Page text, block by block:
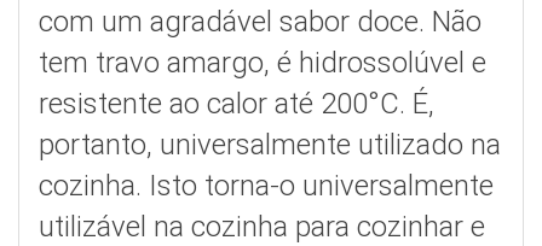
com um agradável sabor doce. Não
tem travo amargo, é hidrossolúvel e
resistente ao calor até 200°C. É,
portanto, universalmente utilizado na
cozinha. Isto torna-o universalmente
utilizável na cozinha para cozinhar e